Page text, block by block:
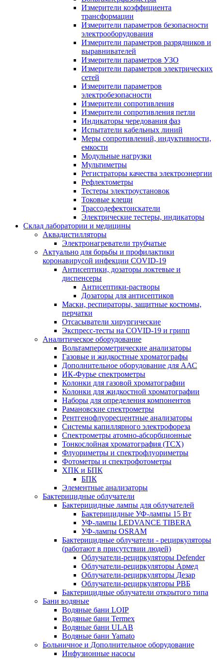
Измерители коэффициента
трансформации
Измерители параметров безопасности
электрооборудования
Измерители параметров разрядников и
выравнивателей
Измерители параметров УЗО
Измерители параметров электрических
сетей
Измерители параметров
электробезопасности
Измерители сопротивления
Измерители сопротивления петли
Индикаторы чередования фаз
Испытатели кабельных линий
Меры сопротивлений, индуктивности,
емкости
Модульные нагрузки
Мультиметры
Регистраторы качества электроэнергии
Рефлектометры
Тестеры электроустановок
Токовые клещи
Трассодефектоискатели
Электрические тестеры, индикаторы
Склад лаборатории и медицины
Аквадистилляторы
Электронагреватели трубчатые
Актуально для борьбы и профилактики
коронавирусой инфекции COVID-19
Антисептики, дозаторы локтевые и
диспенсеры
Антисептики-растворы
Дозаторы для антисептиков
Маски, респираторы, защитные костюмы,
перчатки
Отсасыватели хирургические
Экспресс-тесты на COVID-19 и грипп
Аналитическое оборудование
Вольтамперометрические анализаторы
Газовые и жидкостные хроматографы
Дополнительное оборудование для ААС
ИК-Фурье спектрометры
Колонки для газовой хроматографии
Колонки для жидкостной хроматографии
Наборы для определения компонентов
Рамановские спектрометры
Рентгенофлуоресцентные анализаторы
Системы капиллярного электрофореза
Спектрометры атомно-абсорбционные
Тонкослойная хроматография (ТСХ)
Флуориметры и спектрофлуориметры
Фотометры и спектрофотометры
ХПК и БПК
БПК
Элементные анализаторы
Бактерицидные облучатели
Бактерицидные лампы для облучателей
Бактерицидные УФ-лампы 15 Вт
УФ-лампы LEDVANCE TIBERA
УФ-лампы OSRAM
Бактерицидные облучатели - рециркуляторы
(работают в присутствии людей)
Облучатели-рециркуляторы Defender
Облучатели-рециркуляторы Армед
Облучатели-рециркуляторы Дезар
Облучатели-рециркуляторы РВБ
Бактерицидные облучатели открытого типа
Бани водяные
Водяные бани LOIP
Водяные бани Termex
Водяные бани ULAB
Водяные бани Yamato
Больничное и Дополнительное оборудование
Инфузионные насосы